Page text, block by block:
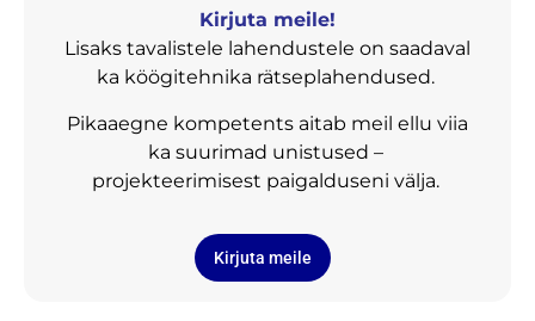
Kirjuta meile!
Lisaks tavalistele lahendustele on saadaval
ka köögitehnika rätseplahendused.
Pikaaegne kompetents aitab meil ellu viia
ka suurimad unistused –
projekteerimisest paigalduseni välja.
Kirjuta meile